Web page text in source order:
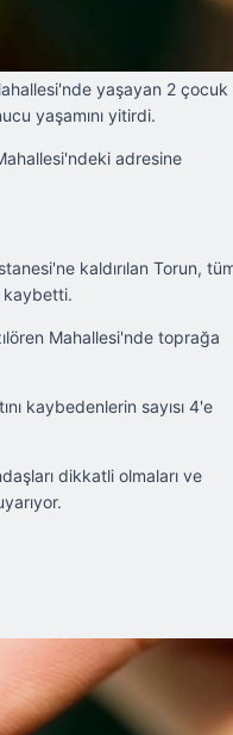
yaşayan 2 çocuk
yaşamını yitirdi.
adresine
kaldırılan Torun,
kaybetti.
Mahallesi'nde toprağa
kaybedenlerin sayısı 4'e
dikkatli olmaları ve